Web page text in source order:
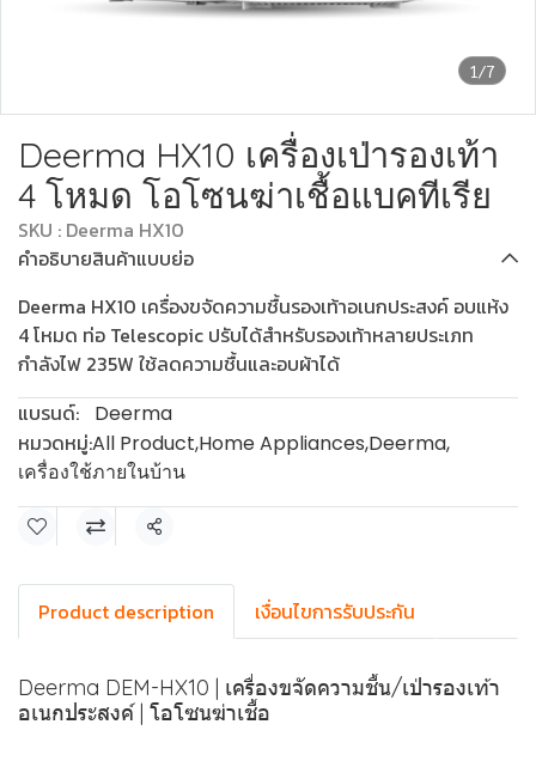
1/7
Deerma HX10 เครื่องเป่ารองเท้า
4 โหมด โอโซนฆ่าเชื้อแบคทีเรีย
SKU : Deerma HX10
คำอธิบายสินค้าแบบย่อ
Deerma HX10 เครื่องขจัดความชื้นรองเท้าอเนกประสงค์ อบแห้ง
4 โหมด ท่อ Telescopic ปรับได้สำหรับรองเท้าหลายประเภท
กำลังไฟ 235W ใช้ลดความชื้นและอบผ้าได้
แบรนด์:
Deerma
หมวดหมู่:All Product,Home Appliances,Deerma,
เครื่องใช้ภายในบ้าน
แชร์
Product description เงื่อนไขการรับประกัน
Deerma DEM-HX10 | เครื่องขจัดความชื้น/เป่ารองเท้า
อเนกประสงค์ | โอโซนฆ่าเชื้อ